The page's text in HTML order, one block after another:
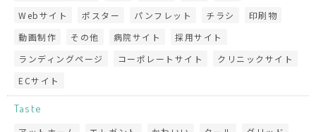
Webサイト
ポスター パンフレット チラシ
印刷物
動画制作
その他 病院サイト
採用サイト
ランディングページ
コーポレートサイト
クリニックサイト
ECサイト
Taste